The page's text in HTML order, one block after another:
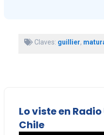
Claves: guillier,
Lo viste en
Chile